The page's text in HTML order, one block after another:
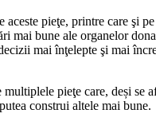
pieţe, printre care şi
mai bune ale organelor
mai înţelepte şi mai
pieţe care, deși se
construi altele mai bune.